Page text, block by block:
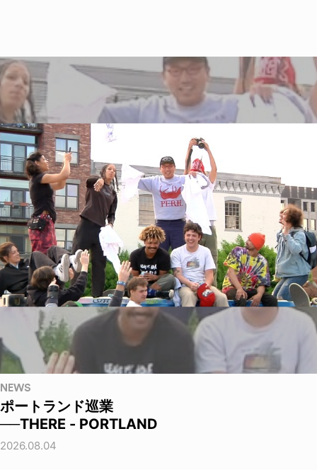
NEWS
ポートランド巡業
──THERE - PORTLAND
2026.08.04